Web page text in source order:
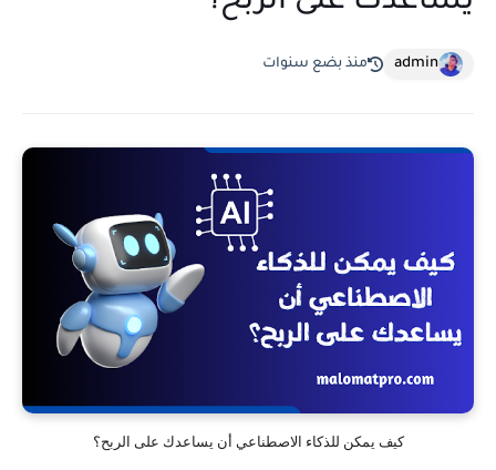
admin منذ بضع سنوات
كيف يمكن للذكاء الاصطناعي أن يساعدك على الربح؟